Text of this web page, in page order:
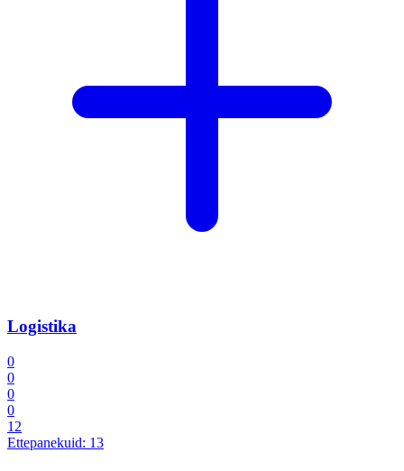
Logistika
0
0
0
0
12
Ettepanekuid: 13